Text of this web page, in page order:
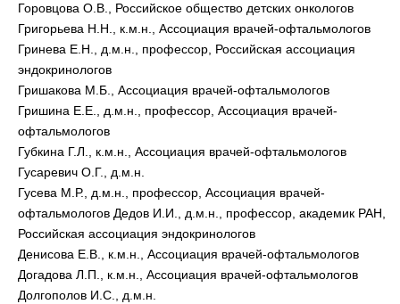
Горовцова О.В., Российское общество детских онкологов
Григорьева H.H., к.м.н., Ассоциация врачей-офтальмологов
Гринева Е.Н., д.м.н., профессор, Российская ассоциация
эндокринологов
Гришакова М.Б., Ассоциация врачей-офтальмологов
Гришина Е.Е., д.м.н., профессор, Ассоциация врачей-
офтальмологов
Губкина Г.Л., к.м.н., Ассоциация врачей-офтальмологов
Гусаревич О.Г., д.м.н.
Гусева М.Р., д.м.н., профессор, Ассоциация врачей-
офтальмологов Дедов И.И., д.м.н., профессор, академик РАН,
Российская ассоциация эндокринологов
Денисова Е.В., к.м.н., Ассоциация врачей-офтальмологов
Догадова Л.П., к.м.н., Ассоциация врачей-офтальмологов
Долгополов И.С., д.м.н.